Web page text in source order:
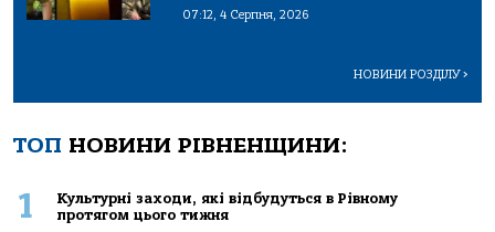
07:12, 4 Серпня, 2026
НОВИНИ РОЗДІЛУ>
ТОП НОВИНИ РІВНЕНЩИНИ:
1
Культурні заходи, які відбудуться в Рівному
протягом цього тижня